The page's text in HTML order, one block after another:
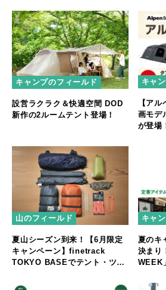
キャンプのフィールド
設営ラクラク＆快適空間 DOD
新作の2ルームテント登場！
キャ
【ア
画モデ
が登場
山のフィールド
夏山シーズン到来！【6月限定
キャンペーン】finetrack
TOKYO BASEでテント・ツエ
い”プレゼントを進呈
キャ
夏のキ
決まり
WEEK